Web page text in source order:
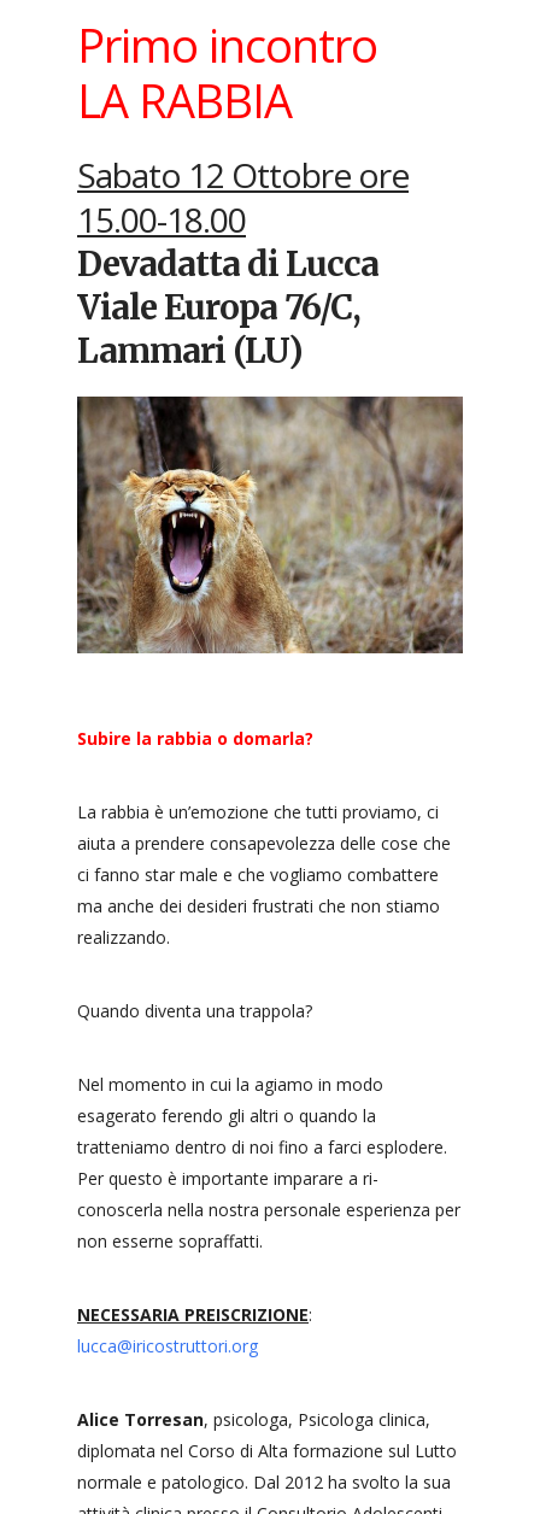
Primo incontro
LA RABBIA
Sabato 12 Ottobre ore
15.00-18.00
Devadatta di Lucca
Viale Europa 76/C,
Lammari (LU)
Subire la rabbia o domarla?
La rabbia è un’emozione che tutti proviamo, ci
aiuta a prendere consapevolezza delle cose che
ci fanno star male e che vogliamo combattere
ma anche dei desideri frustrati che non stiamo
realizzando.
Quando diventa una trappola?
Nel momento in cui la agiamo in modo
esagerato ferendo gli altri o quando la
tratteniamo dentro di noi fino a farci esplodere.
Per questo è importante imparare a ri-
conoscerla nella nostra personale esperienza per
non esserne sopraffatti.
NECESSARIA PREISCRIZIONE:
lucca@iricostruttori.org
Alice Torresan, psicologa, Psicologa clinica,
diplomata nel Corso di Alta formazione sul Lutto
normale e patologico. Dal 2012 ha svolto la sua